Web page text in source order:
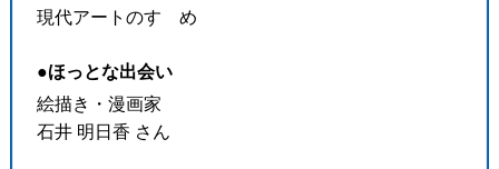
現代アートのすゝめ
●ほっとな出会い
絵描き・漫画家
石井 明日香 さん